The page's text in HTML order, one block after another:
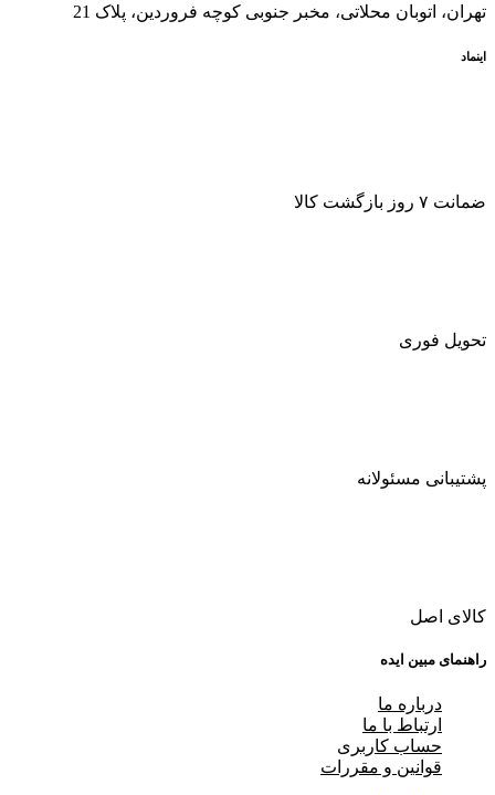
تهران، اتوبان محلاتی، مخبر جنوبی کوچه فروردین، پلاک 21
اینماد
ضمانت ۷ روز بازگشت کالا
تحویل فوری
پشتیبانی مسئولانه
کالای اصل
راهنمای مبین ایده
درباره ما
ارتباط با ما
حساب کاربری
قوانین و مقررات